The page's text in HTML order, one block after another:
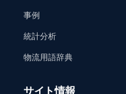
事例
統計分析
物流用語辞典
サイト情報